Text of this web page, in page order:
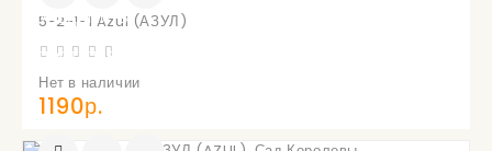
5-2-1-1 Azul (АЗУЛ)
Нет в наличии
1190р.
УВЕДОМИТЬ
ПОСТУПЛЕНИИ